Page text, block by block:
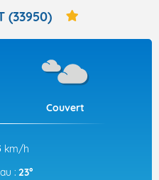
(33950)
Couvert
km/h
: 23°